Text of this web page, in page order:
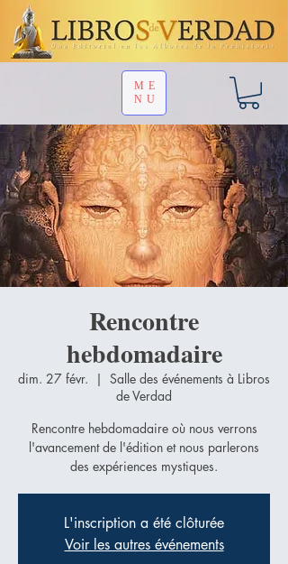
ME
NU
Rencontre
hebdomadaire
dim. 27 févr.
  |
Salle des événements à Libros
de Verdad
Rencontre hebdomadaire où nous verrons
l'avancement de l'édition et nous parlerons
des expériences mystiques.
L'inscription a été clôturée
Voir les autres événements